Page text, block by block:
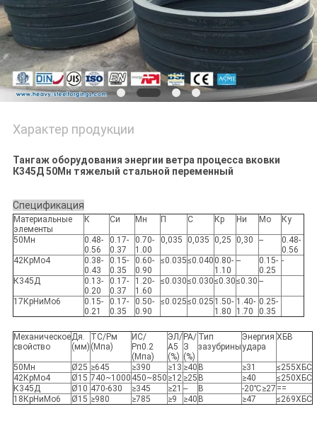
Характер продукции
Тангаж оборудования энергии ветра процесса вковки
К345Д 50Мн тяжелый стальной переменный
Спецификация
Материальные
элементы
К Си Мн П С Кр Ни Мо Ку
50Мн
0.48-
0.56
0.17-
0.37
0.70-
1.00
0,035 0,035 0,25 0,30 --
0.48-
0.56
42КрМо4
0.38-
0.43
0.15-
0.35
0.60-
0.90
≤0.035≤0.040 0.80-
1.10
--
0.15-
0.25
-
К345Д
0.13-
0.20
0.17-
0.37
1.20-
1.60
≤0.030≤0.030≤0.30≤0.30 --
17КрНиМо6
0.15-
0.21
0.17-
0.35
0.50-
0.90
≤0.025≤0.025 1.50-
1.80
1.40-
1.70
0.25-
0.35
Механическое
свойство
Дя.
(мм)
ТС/Рм
(Мпа)
ИС/
Рп0.2
(Мпа)
ЭЛ/
А5
(%)
РА/
З
(%)
Тип
зазубрины
Энергия
удара
ХБВ
50Мн Ø25 ≥645 ≥390 ≥13 ≥40 В ≥31
≤255ХБС
42КрМо4
Ø15 740~1000 450~850 ≥12 ≥25 В ≥40
≤250ХБС
К345Д
Ø10 470-630 ≥345 ≥21 -- В -20℃≥27 ==
18КрНиМо6
Ø15 ≥980 ≥785 ≥9 ≥40 В ≥47 ≤269ХБС